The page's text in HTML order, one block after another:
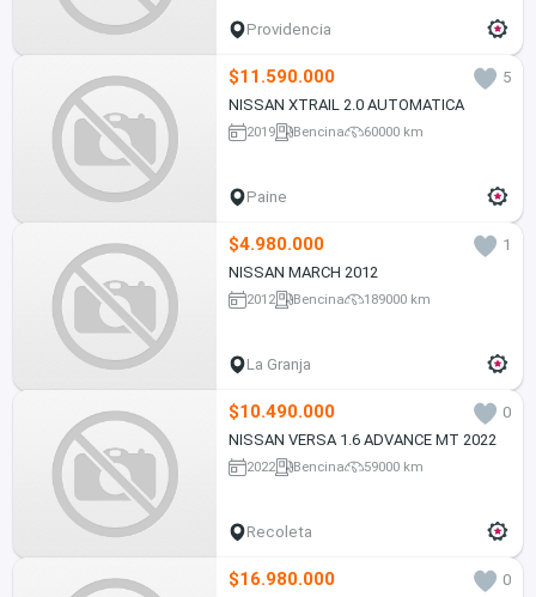
Providencia
$11.590.000
5
NISSAN XTRAIL 2.0 AUTOMATICA
2019 Bencina 60000 km
Paine
$4.980.000
1
NISSAN MARCH 2012
2012 Bencina 189000 km
La Granja
$10.490.000
0
NISSAN VERSA 1.6 ADVANCE MT 2022
2022 Bencina 59000 km
Recoleta
$16.980.000
0